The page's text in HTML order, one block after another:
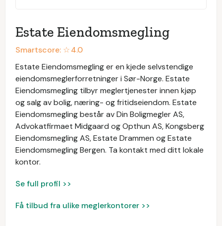
Estate Eiendomsmegling
Smartscore: ☆4.0
Estate Eiendomsmegling er en kjede selvstendige
eiendomsmeglerforretninger i Sør-Norge. Estate
Eiendomsmegling tilbyr meglertjenester innen kjøp
og salg av bolig, næring- og fritidseiendom. Estate
Eiendomsmegling består av Din Boligmegler AS,
Advokatfirmaet Midgaard og Opthun AS, Kongsberg
Eiendomsmegling AS, Estate Drammen og Estate
Eiendomsmegling Bergen. Ta kontakt med ditt lokale
kontor.
Se full profil >>
Få tilbud fra ulike meglerkontorer >>